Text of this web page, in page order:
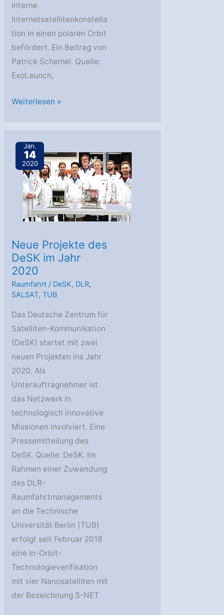
interne
Internetsatellitenkonstella
tion in einen polaren Orbit
befördert. Ein Beitrag von
Patrick Schemel. Quelle:
ExoLaunch,
SpaceX
2-
Mission
Weiterlesen »
Jan.
14
2020
Neue Projekte des
DeSK im Jahr
2020
Raumfahrt / DeSK, DLR,
SALSAT,TUB
Das Deutsche Zentrum für
Satelliten-Kommunikation
(DeSK) startet mit zwei
neuen Projekten ins Jahr
2020. Als
Unterauftragnehmer ist
das Netzwerk in
technologisch innovative
Missionen involviert. Eine
Pressemitteilung des
DeSK. Quelle: DeSK. Im
Rahmen einer Zuwendung
des DLR-
Raumfahrtmanagements
an die Technische
Universität Berlin (TUB)
erfolgt seit Februar 2018
eine In-Orbit-
Technologieverifikation
mit vier Nanosatelliten mit
der Bezeichnung S-NET